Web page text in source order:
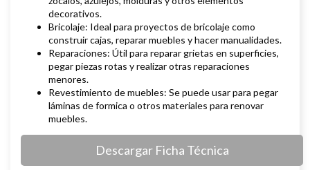
decorativos.
Bricolaje: Ideal para proyectos de bricolaje como
construir cajas, reparar muebles y hacer manualidades.
Reparaciones: Útil para reparar grietas en superficies,
pegar piezas rotas y realizar otras reparaciones
menores.
Revestimiento de muebles: Se puede usar para pegar
láminas de formica o otros materiales para renovar
muebles.
Descargar Ficha Técnica